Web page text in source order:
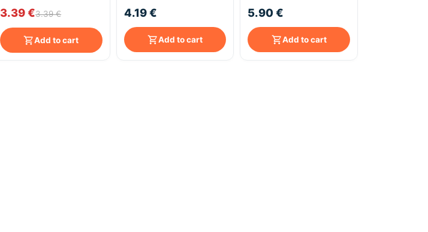
3.39 €3.39 €
Add to cart
4.19 €
Add to cart
5.90 €
Add to cart